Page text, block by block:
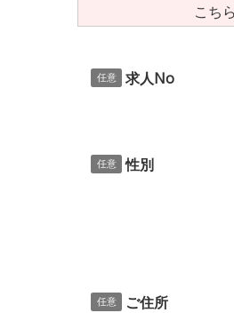
こち
任意 求人No
任意 性別
任意 ご住所